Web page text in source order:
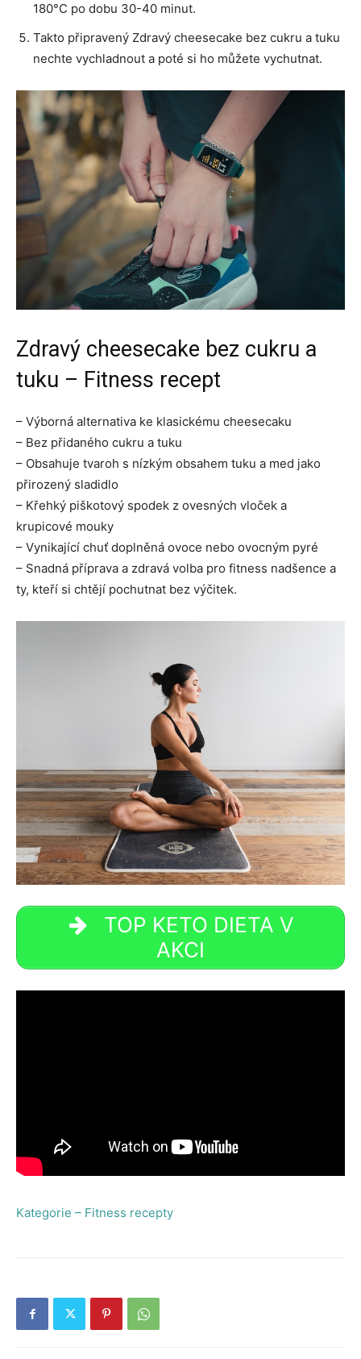
180°C po dobu 30-40 minut.
Takto připravený Zdravý cheesecake bez cukru a tuku
nechte vychladnout a poté si ho můžete vychutnat.
Zdravý cheesecake bez cukru a
tuku – Fitness recept
– Výborná alternativa ke klasickému cheesecaku
– Bez přidaného cukru a tuku
– Obsahuje tvaroh s nízkým obsahem tuku a med jako
přirozený sladidlo
– Křehký piškotový spodek z ovesných vloček a
krupicové mouky
– Vynikající chuť doplněná ovoce nebo ovocným pyré
– Snadná příprava a zdravá volba pro fitness nadšence a
ty, kteří si chtějí pochutnat bez výčitek.
TOP KETO DIETA V
AKCI
Kategorie – Fitness recepty